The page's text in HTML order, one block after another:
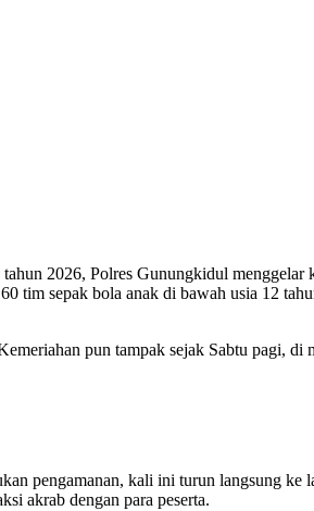
2026, Polres Gunungkidul menggelar
tim sepak bola anak di bawah usia 12
pun tampak sejak Sabtu pagi,
pengamanan, kali ini turun langsung ke
akrab dengan para peserta.